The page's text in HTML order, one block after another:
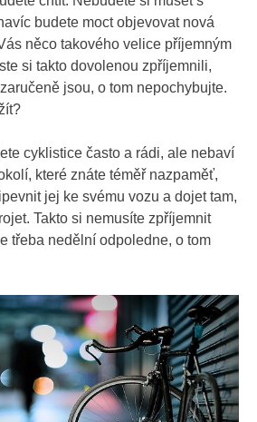
budete moct objevovat nová
něco takového velice příjemným
si takto dovolenou zpříjemnili,
jsou, o tom nepochybujte.
cyklistice často a rádi, ale nebaví
které znáte téměř nazpaměť,
jej ke svému vozu a dojet tam,
Takto si nemusíte zpříjemnit
třeba nedělní odpoledne, o tom